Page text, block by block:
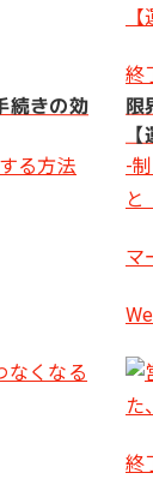
続きの効
る方法
終
限
-
と
マ
終